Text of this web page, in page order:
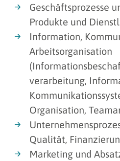
Geschäftsprozesse
Produkte und
Information,
Arbeitsorganisation
verarbeitung,
Organisation,
Qualität,
Marketing und